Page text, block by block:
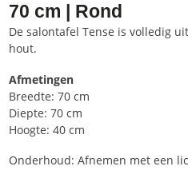
70 cm | Rond
De salontafel Tense is volledig
hout.
Afmetingen
Breedte: 70 cm
Diepte: 70 cm
Hoogte: 40 cm
Onderhoud: Afnemen met een